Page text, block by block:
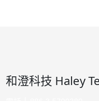
和澄科技 Haley